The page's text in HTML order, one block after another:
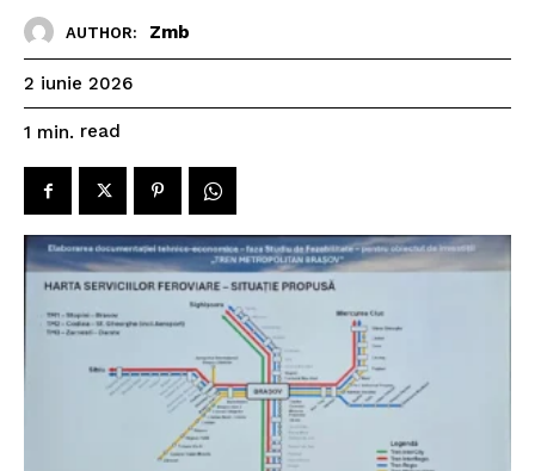
AUTHOR: Zmb
2 iunie 2026
1 min. read